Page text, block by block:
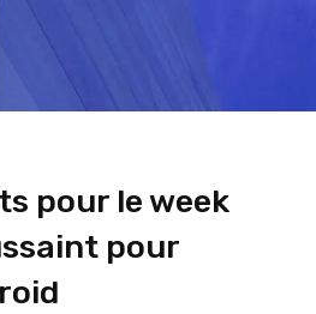
pour le week
pour